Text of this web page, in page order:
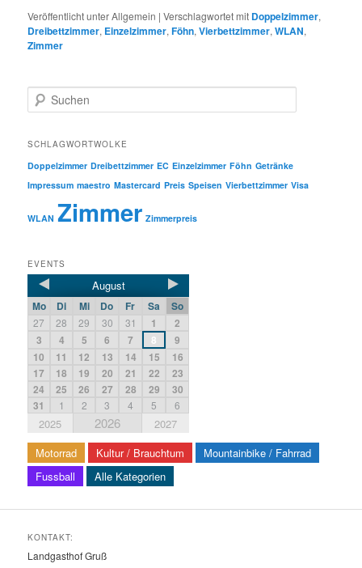
Veröffentlicht unterAllgemein |Verschlagwortet mit Doppelzimmer,
Dreibettzimmer, Einzelzimmer,Föhn,Vierbettzimmer,WLAN,
Zimmer
u
h
n
SCHLAGWORTWOLKE
Doppelzimmer Dreibettzimmer EC Einzelzimmer Föhn Getränke
Impressum maestro Mastercard Preis Speisen Vierbettzimmer Visa
WLAN Zimmer Zimmerpreis
EVENTS
August
Mo Di Mi Do Fr Sa So
27 28 29 30 31 1
2
3
4 5 6 7 8
9
10
11 12 13 14 15
16
17
18 19 20 21 22
23
24
25 26 27 28 29
30
31
1 2 3 4 5 6
2025 2026
2027
Motorrad
Kultur / Brauchtum
Mountainbike / Fahrrad
Fussball
Alle Kategorien
KONTAKT:
Landgasthof Gruß